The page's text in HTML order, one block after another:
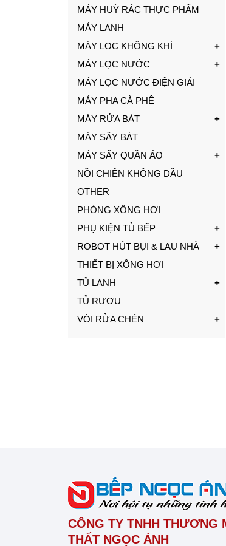
MÁY HUỲ RÁC THỰC PHẨM
MÁY LẠNH
MÁY LỌC KHÔNG KHÍ
MÁY LỌC NƯỚC
MÁY LỌC NƯỚC ĐIỆN GIẢI
MÁY PHA CÀ PHÊ
MÁY RỬA BÁT
MÁY SẤY BÁT
MÁY SẤY QUẦN ÁO
NỒI CHIÊN KHÔNG DẦU
OTHER
PHÒNG XÔNG HƠI
PHỤ KIỆN TỦ BẾP
ROBOT HÚT BỤI & LAU NHÀ
THIẾT BỊ XÔNG HƠI
TỦ LẠNH
TỦ RƯỢU
VÒI RỬA CHÉN
CÔNG TY TNHH THƯƠNG
THẤT NGỌC ÁNH